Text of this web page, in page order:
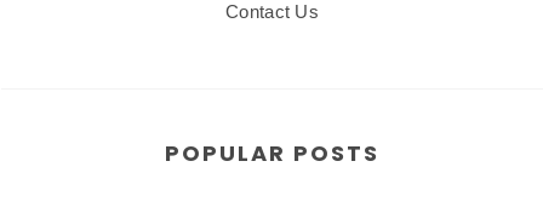
Contact Us
POPULAR POSTS